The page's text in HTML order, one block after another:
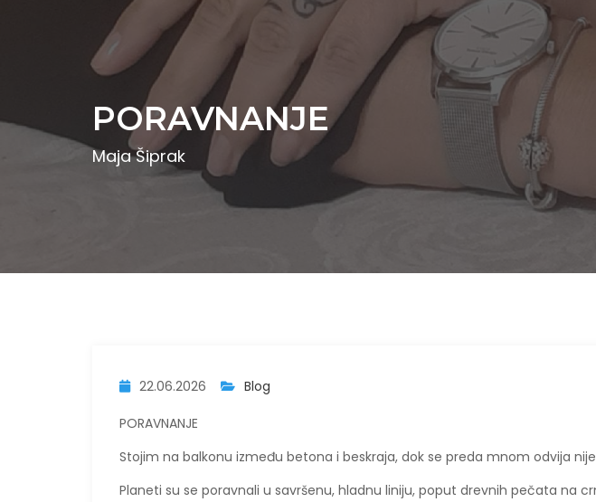
PORAVNANJE
Maja Šiprak
22.06.2026 Blog
PORAVNANJE
​Stojim na balkonu između betona i beskraja, dok se preda mnom odvija
Planeti su se poravnali u savršenu, hladnu liniju, poput drevnih pečata na